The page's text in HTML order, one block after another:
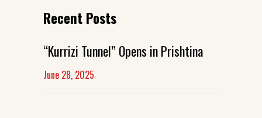
Recent Posts
“Kurrizi Tunnel” Opens in Prishtina
June 28, 2025